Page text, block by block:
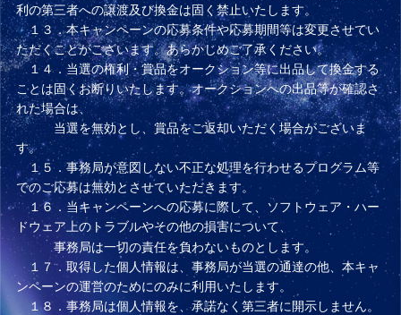
利の第三者への譲渡及び換金は固く禁止いたします。
１３．本キャンペーンの応募条件や応募期間等は変更させてい
ただくことがございます。あらかじめご了承ください。
１４．当選の権利・賞品をオークション等に出品して換金する
ことは固くお断りいたします。オークションへの出品等が確認さ
れた場合は、
当選を無効とし、賞品をご返却いただく場合がございま
す。
１５．事務局が意図しない不正な処理を行わせるプログラム等
でのご応募は無効とさせていただきます。
１６．当キャンペーンへの応募に際して、ソフトウェア・ハー
ドウェア上のトラブルやその他の損害について、
事務局は一切の責任を負わないものとします。
１７．取得した個人情報は、事務局が当選の通達の他、本キャ
ンペーンの運営のためにのみに利用いたします。
１８．事務局は個人情報を、承諾なく第三者に開示しません。